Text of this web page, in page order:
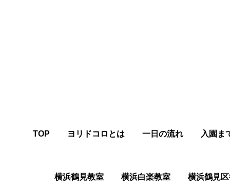
TOP ヨリドコロとは 一日の流れ 入園ま
横浜鶴見教室 横浜白楽教室 横浜鶴⾒